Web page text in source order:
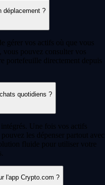
déplacement ?
gérer vos actifs où que vous
pouvez consulter vos
portefeuille directement depuis
quotidiens ?
Une fois vos actifs
les dépenser partout avec
fluide pour utiliser votre
l'app Crypto.com ?